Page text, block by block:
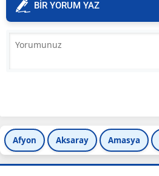
BİR YORUM YAZ
Afyon Aksaray Amasya